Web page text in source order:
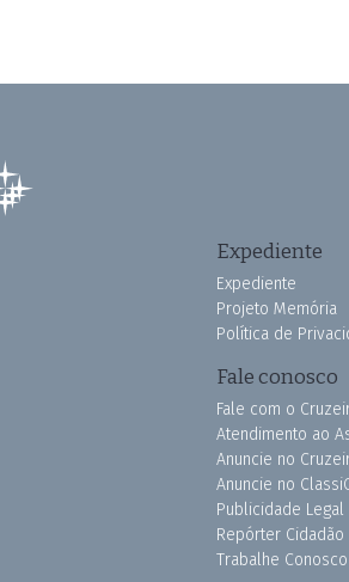
Expediente
Expediente
Projeto Memória
Política de
Fale conosco
Fale com o
Atendimento ao
Anuncie no
Anuncie no
Publicidade Legal
Repórter Cidadão
Trabalhe Conosco